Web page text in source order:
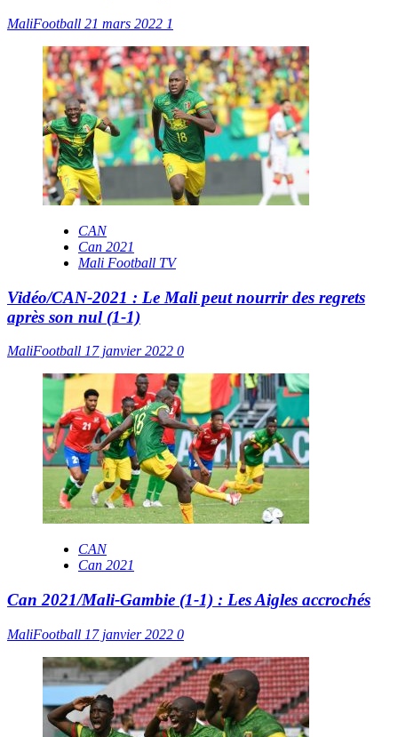
MaliFootball 21 mars 2022 1
CAN
Can 2021
Mali Football TV
Vidéo/CAN-2021 : Le Mali peut nourrir des regrets
après son nul (1-1)
MaliFootball 17 janvier 2022 0
CAN
Can 2021
Can 2021/Mali-Gambie (1-1) : Les Aigles accrochés
MaliFootball 17 janvier 2022 0